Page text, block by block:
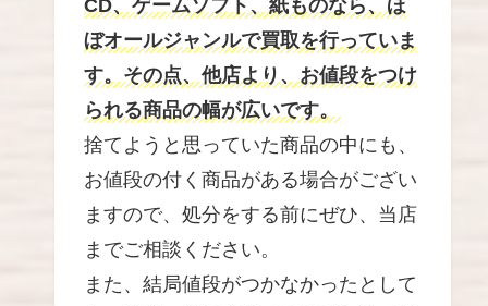
CD、ゲームソフト、紙ものなら、ほ
ぼオールジャンルで買取を行っていま
す。その点、他店より、お値段をつけ
られる商品の幅が広いです。
捨てようと思っていた商品の中にも、
お値段の付く商品がある場合がござい
ますので、処分をする前にぜひ、当店
までご相談ください。
また、結局値段がつかなかったとして